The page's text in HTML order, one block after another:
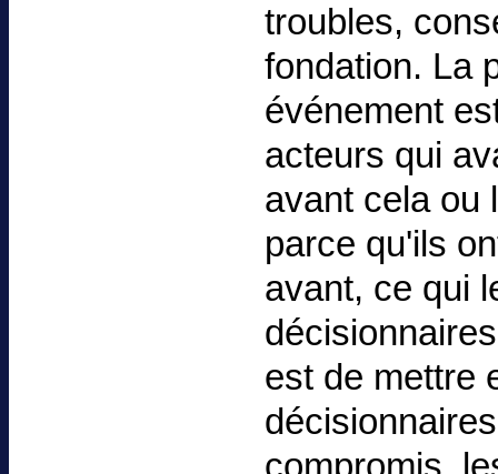
troubles,
fondation. La
événement
acteurs qui
avant cela ou
parce qu'ils
avant, ce qui
est de mettre
compromis,